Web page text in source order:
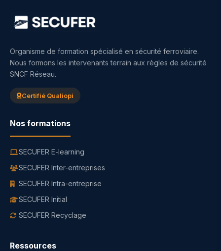
Organisme de formation spécialisé en sécurité ferroviaire.
Nous formons les intervenants terrain aux règles de sécurité
SNCF Réseau.
Certifié Qualiopi
Nos formations
SECUFER E-learning
SECUFER Inter-entreprises
SECUFER Intra-entreprise
SECUFER Initial
SECUFER Recyclage
Ressources